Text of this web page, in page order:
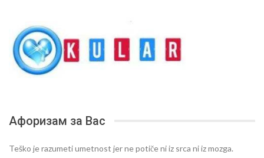
Афоризам за Вас
Teško je razumeti umetnost jer ne potiče ni iz srca ni iz mozga.